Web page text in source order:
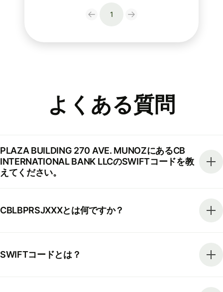
1
よくある質問
PLAZA BUILDING 270 AVE. MUNOZにあるCB
INTERNATIONAL BANK LLCのSWIFTコードを教
えてください。
CBLBPRSJXXXとは何ですか？
SWIFTコードとは？